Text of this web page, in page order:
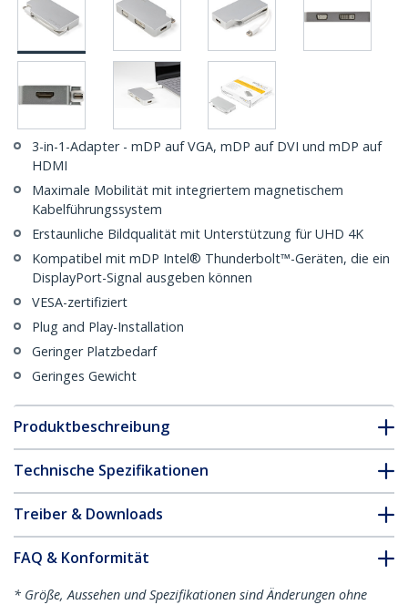
3-in-1-Adapter - mDP auf VGA, mDP auf DVI und mDP auf
HDMI
Maximale Mobilität mit integriertem magnetischem
Kabelführungssystem
Erstaunliche Bildqualität mit Unterstützung für UHD 4K
Kompatibel mit mDP Intel® Thunderbolt™-Geräten, die ein
DisplayPort-Signal ausgeben können
VESA-zertifiziert
Plug and Play-Installation
Geringer Platzbedarf
Geringes Gewicht
Produktbeschreibung
Technische Spezifikationen
Treiber & Downloads
FAQ & Konformität
* Größe, Aussehen und Spezifikationen sind Änderungen ohne